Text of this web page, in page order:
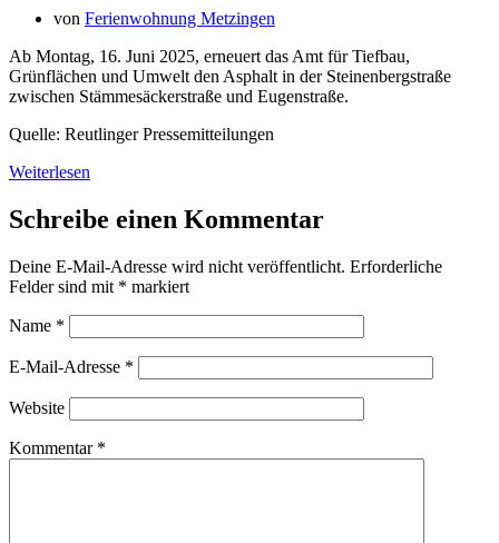
von Ferienwohnung Metzingen
Ab Montag, 16. Juni 2025, erneuert das Amt für Tiefbau,
Grünflächen und Umwelt den Asphalt in der Steinenbergstraße
zwischen Stämmesäckerstraße und Eugenstraße.
Quelle: Reutlinger Pressemitteilungen
Weiterlesen
Schreibe einen Kommentar
Deine E-Mail-Adresse wird nicht veröffentlicht. Erforderliche
Felder sind mit * markiert
Name *
E-Mail-Adresse *
Website
Kommentar *